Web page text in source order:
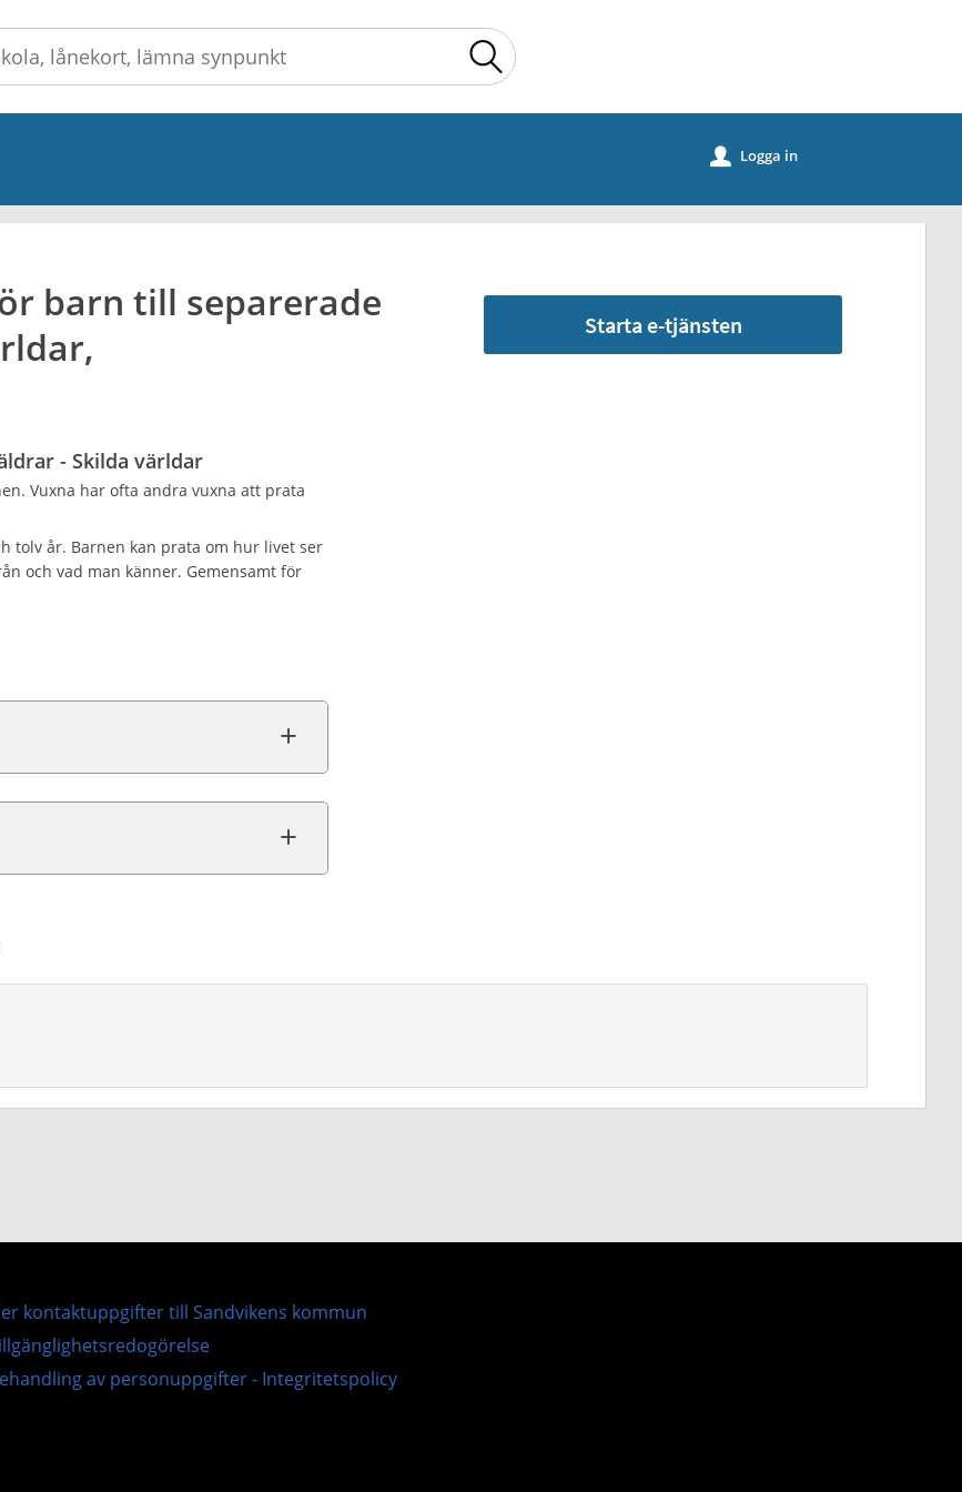
u Logga in
barn till separerade
- Skilda världar
Vuxna har ofta andra vuxna att prata
tolv år. Barnen kan prata om hur livet ser
och vad man känner. Gemensamt för
Starta e-tjänsten
kontaktuppgifter till Sandvikens kommun
av personuppgifter - Integritetspolicy